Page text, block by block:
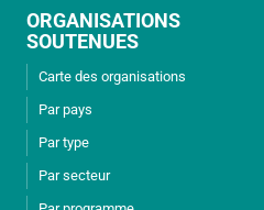
ORGANISATIONS
SOUTENUES
Carte des organisations
Par pays
Par type
Par secteur